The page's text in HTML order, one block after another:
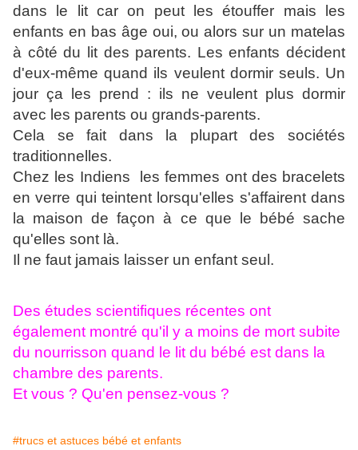
dans le lit car on peut les étouffer mais les
enfants en bas âge oui, ou alors sur un matelas
à côté du lit des parents. Les enfants décident
d'eux-même quand ils veulent dormir seuls. Un
jour ça les prend : ils ne veulent plus dormir
avec les parents ou grands-parents.
Cela se fait dans la plupart des sociétés
traditionnelles.
Chez les Indiens les femmes ont des bracelets
en verre qui teintent lorsqu'elles s'affairent dans
la maison de façon à ce que le bébé sache
qu'elles sont là.
Il ne faut jamais laisser un enfant seul.
Des études scientifiques récentes ont
également montré qu'il y a moins de mort subite
du nourrisson quand le lit du bébé est dans la
chambre des parents.
Et vous ? Qu'en pensez-vous ?
#trucs et astuces bébé et enfants